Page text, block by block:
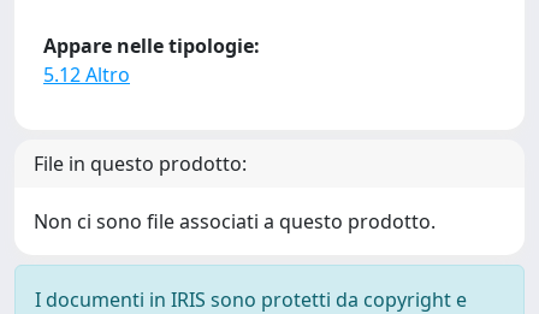
Appare nelle tipologie:
5.12 Altro
File in questo prodotto:
Non ci sono file associati a questo prodotto.
I documenti in IRIS sono protetti da copyright e